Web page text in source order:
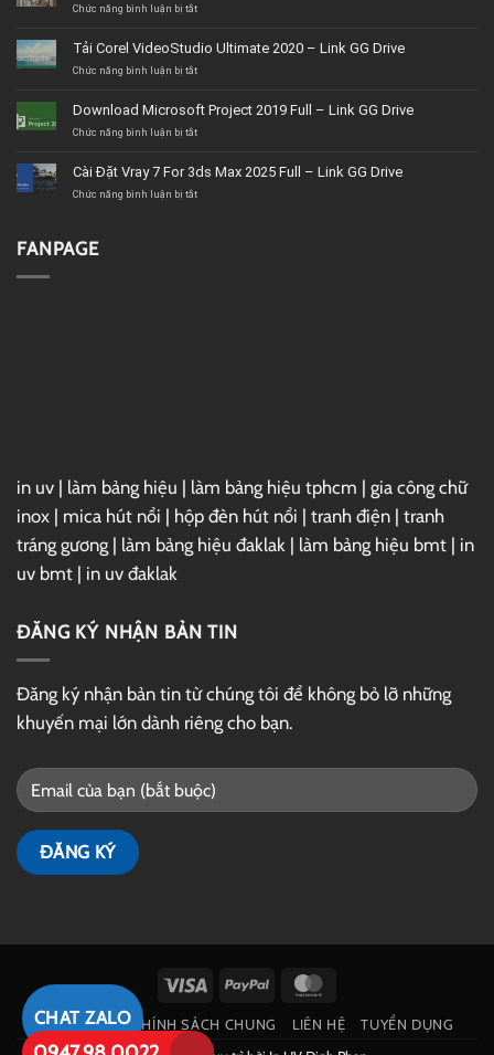
CHAT ZALO
Chức năng bình luận bị tắtở
nội
thất
tín,
giá
lượng
Tải Corel VideoStudio Ultimate 2020 – Link GG Drive
Chức năng bình luận bị tắtở
VideoStudio
Ultimate
Link
GG
Download Microsoft Project 2019 Full – Link GG Drive
Chức năng bình luận bị tắtở
Project
2019
Cài Đặt Vray 7 For 3ds Max 2025 Full – Link GG Drive
Chức năng bình luận bị tắtở
FANPAGE
in uv | làm bảng hiệu | làm bảng hiệu tphcm | gia công chữ
inox | mica hút nổi | hộp đèn hút nổi | tranh điện | tranh
tráng gương | làm bảng hiệu đaklak | làm bảng hiệu bmt | in
uv bmt | in uv đaklak
ĐĂNG KÝ NHẬN BẢN TIN
Đăng ký nhận bản tin từ chúng tôi để không bỏ lỡ những
khuyến mại lớn dành riêng cho bạn.
Visa PayPal
GIỚI THIỆU CHÍNH SÁCH CHUNG LIÊN HỆ TUYỂN DỤNG